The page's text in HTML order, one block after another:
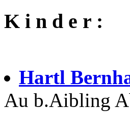
K i n d e r :
Hartl
Au b.Aibling